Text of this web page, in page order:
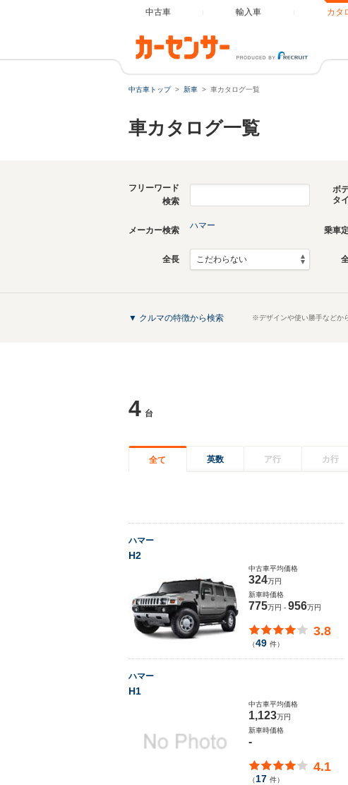
中古車 輸入車 カタ
中古車トップ 新車 車カタログ一覧
車カタログ一覧
フリーワード
検索
ボ
タ
メーカー検索 ハマー 乗車
全長
▼ クルマの特徴から検索 ※デザインや使い勝手などか
4 台
全て 英数 ア行 カ行
ハマー
H2
中古車平均価格
324万円
新車時価格
775万円 - 956万円
3.8
（49 件）
ハマー
H1
中古車平均価格
1,123万円
新車時価格
-
4.1
（17 件）